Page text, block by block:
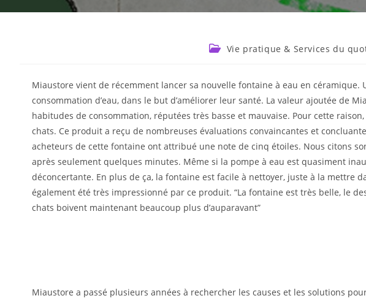
Vie pratique & Services du
Miaustore vient de récemment lancer sa nouvelle fontaine à eau en
consommation d’eau, dans le but d’améliorer leur santé. La valeur ajoutée de
habitudes de consommation, réputées très basse et mauvaise. Pour cette
chats. Ce produit a reçu de nombreuses évaluations convaincantes et
acheteurs de cette fontaine ont attribué une note de cinq étoiles. Nous citons
après seulement quelques minutes. Même si la pompe à eau est quasiment
déconcertante. En plus de ça, la fontaine est facile à nettoyer, juste à la mettre
également été très impressionné par ce produit. “La fontaine est très belle, le
chats boivent maintenant beaucoup plus d’auparavant”
Miaustore a passé plusieurs années à rechercher les causes et les solutions